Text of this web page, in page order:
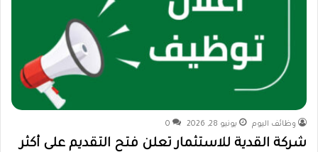
وظائف اليوم يونيو 28, 2026 0
شركة القدية للاستثمار تعلن فتح التقديم على أكثر